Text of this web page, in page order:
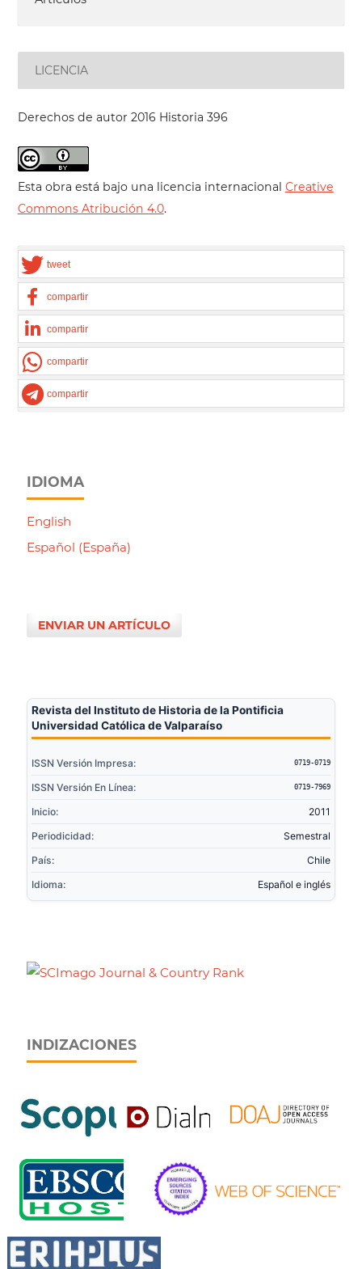
LICENCIA
Derechos de autor 2016 Historia 396
Esta obra está bajo una licencia internacional Creative
Commons Atribución 4.0.
tweet
compartir
compartir
compartir
compartir
IDIOMA
English
Español (España)
ENVIAR UN ARTÍCULO
Revista del Instituto de Historia de la Pontificia
Universidad Católica de Valparaíso
ISSN Versión Impresa: 0719-0719
ISSN Versión En Línea: 0719-7969
Inicio:
2011
Periodicidad:
Semestral
País:
Chile
Idioma:
Español e inglés
INDIZACIONES